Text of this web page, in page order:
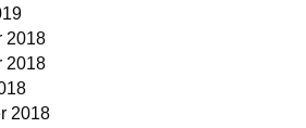
2018
2018
2018